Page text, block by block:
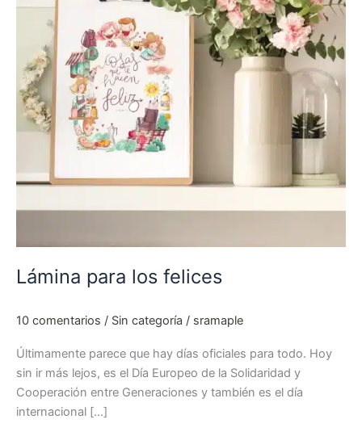
Lámina para los felices
10 comentarios / Sin categoría / sramaple
Últimamente parece que hay días oficiales para todo. Hoy
sin ir más lejos, es el Día Europeo de la Solidaridad y
Cooperación entre Generaciones y también es el día
internacional […]